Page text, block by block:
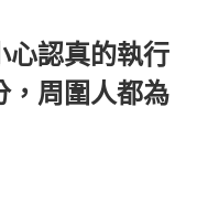
心認真的執行
，周圍人都為